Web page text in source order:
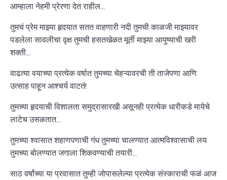
आम्हाला नेहमी प्रेरणा देत राहील...
तुमचं प्रेम माझ्या हृदयात सतत वाहणारी नदी तुमची काळजी माझ्यावर
पडलेला सावलीचा वृक्ष तुमची हसतखेळत मूर्ती माझ्या आयुष्याची खरी
शक्ती...
वाढत्या वयाच्या प्रत्येक वर्षात तुमच्या चेहऱ्यावरची ती ताजेपणा आणि
उत्साह पाहून आश्चर्य वाटतं!
तुमच्या हृदयाची विशालता समुद्रासारखी असूनही प्रत्येक धारीकडे मायेचे
लाटेच उसळतात...
तुमच्या श्वासात शहाणपणाची गंध तुमच्या चालण्यात आत्मविश्वासाची लय
तुमच्या बोलण्यात जगाला शिकवण्याची तयारी...
साठ वर्षांच्या या प्रवासात तुम्ही जोपासलेल्या प्रत्येक संस्काराची फळं आज